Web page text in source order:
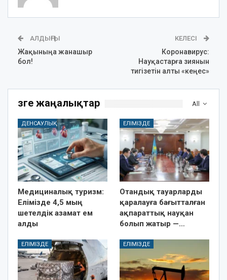
АЛДЫҢҒЫ
Жақыныңа жанашыр
бол!
КЕЛЕСІ
Коронавирус:
Науқастарға зиянын
тигізетін алты «кеңес»
All
Өзге жаңалықтар
ДЕНСАУЛЫҚ
Медициналық туризм:
Елімізде 4,5 мың
шетелдік азамат ем
алды
ЕЛІМІЗДЕ
Отандық тауарларды
қаралауға бағытталған
ақпараттық науқан
болып жатыр —…
ЕЛІМІЗДЕ ЕЛІМІЗДЕ